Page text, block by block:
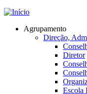
Jump to navigation
Agrupamento
Direção,
Diretor
Escola